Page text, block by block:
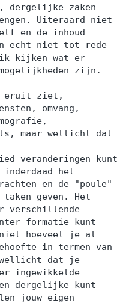
zaken
Uiteraard niet
en de inhoud
echt niet tot rede
ik kijken wat er
zijn.
eruit ziet,
omvang,
maar wellicht dat
veranderingen kunt
inderdaad het
en de "poule"
geven. Het
verschillende
formatie kunt
hoeveel je al
in termen van
dat je
ingewikkelde
dergelijke kunt
jouw eigen